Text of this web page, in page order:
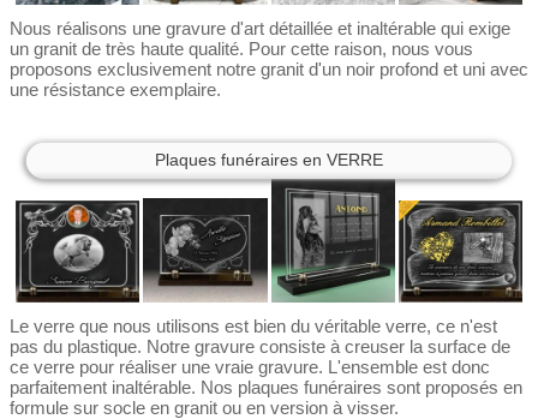
Nous réalisons une gravure d'art détaillée et inaltérable qui exige
un granit de très haute qualité. Pour cette raison, nous vous
proposons exclusivement notre granit d'un noir profond et uni avec
une résistance exemplaire.
Plaques funéraires en VERRE
Le verre que nous utilisons est bien du véritable verre, ce n'est
pas du plastique. Notre gravure consiste à creuser la surface de
ce verre pour réaliser une vraie gravure. L'ensemble est donc
parfaitement inaltérable. Nos plaques funéraires sont proposés en
formule sur socle en granit ou en version à visser.